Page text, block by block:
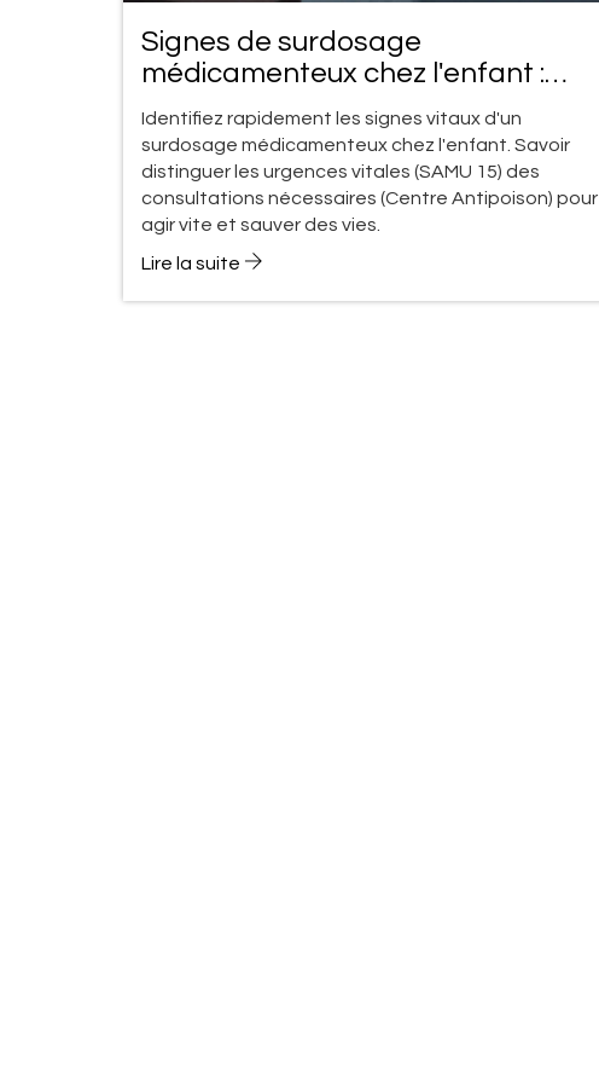
Signes de surdosage
médicamenteux chez l'enfant :
quand appeler les secours ?
Identifiez rapidement les signes vitaux d'un
surdosage médicamenteux chez l'enfant. Savoir
distinguer les urgences vitales (SAMU 15) des
consultations nécessaires (Centre Antipoison) pour
agir vite et sauver des vies.
Lire la suite